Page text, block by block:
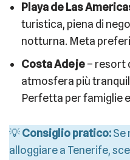
Playa de Las
turistica, piena di
notturna. Meta
Costa Adeje– resort
atmosfera più
Perfetta per famiglie
💡Consiglio pratico:Se
alloggiare a Tenerife,